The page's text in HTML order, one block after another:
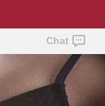
Chat